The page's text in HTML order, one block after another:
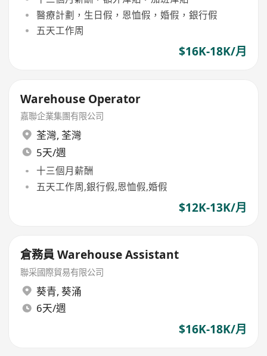
醫療計劃，生日假，恩恤假，婚假，銀行假
五天工作周
$16K-18K/月
Warehouse Operator
嘉聯企業集團有限公司
荃灣, 荃灣
5天/週
十三個月薪酬
五天工作周,銀行假,恩恤假,婚假
$12K-13K/月
倉務員 Warehouse Assistant
聯采國際貿易有限公司
葵青, 葵涌
6天/週
$16K-18K/月